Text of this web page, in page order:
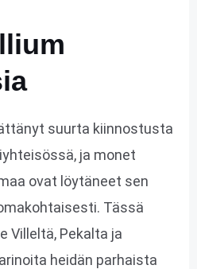
suurta kiinnostusta
ja monet
ovat löytäneet sen
Tässä
Villeltä, Pekalta ja
heidän parhaista